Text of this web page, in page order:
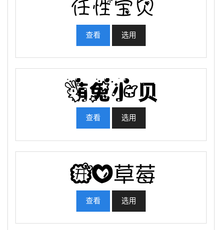
查看 选用
查看 选用
查看 选用